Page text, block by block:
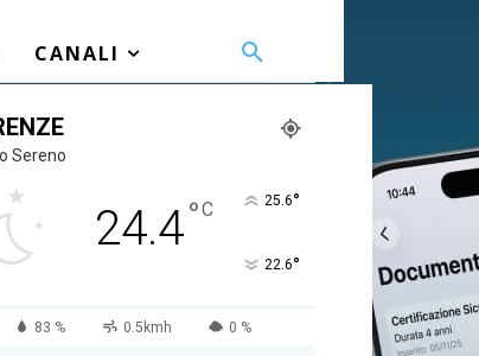
CANALI
Sereno
24.4°C 25.6°
22.6°
83 % 0.5kmh 0 %